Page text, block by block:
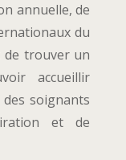
annuelle, de
du
trouver un
accueillir
des soignants
et de